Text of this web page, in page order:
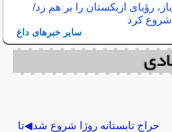
رؤیای ازبکستان را بر هم زد/
شروع کرد
سایر خبرهای داغ
حراج تابستانه روژا شروع شد◀تا